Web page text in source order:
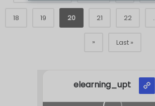
18 19 20 21 22
» Last »
elearning_upt